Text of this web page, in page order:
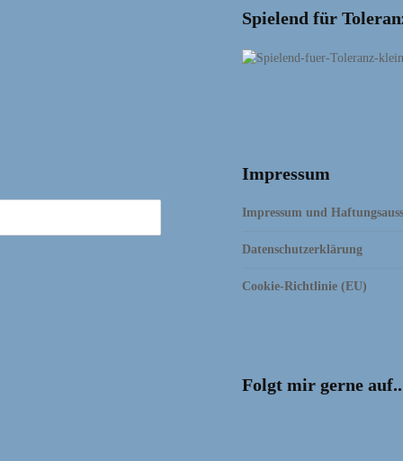
Spielend für
Impressum
Impressum und
Datenschutzerklärung
Cookie-Richtlinie (EU)
Folgt mir gerne